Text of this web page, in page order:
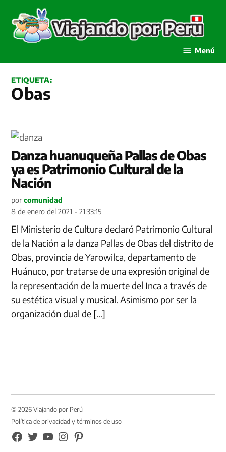
contenido
Menú
ETIQUETA:
Obas
Danza huanuqueña Pallas de Obas
ya es Patrimonio Cultural de la
Nación
por comunidad
8 de enero del 2021 - 21:33:15
El Ministerio de Cultura declaró Patrimonio Cultural
de la Nación a la danza Pallas de Obas del distrito de
Obas, provincia de Yarowilca, departamento de
Huánuco, por tratarse de una expresión original de
la representación de la muerte del Inca a través de
su estética visual y musical. Asimismo por ser la
organización dual de […]
© 2026 Viajando por Perú
Política de privacidad y términos de uso
FB
TW YouTubeInstagramPinterest